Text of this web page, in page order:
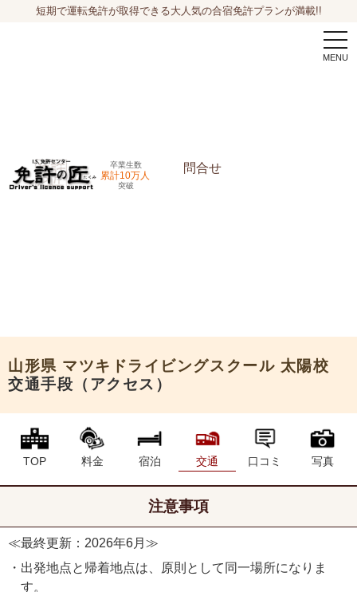
短期で運転免許が取得できる大人気の合宿免許プランが満載!!
卒業生数
累計10万人
突破
問合せ
山形県 マツキドライビングスクール 太陽校
交通手段（アクセス）
TOP 料金 宿泊 交通 口コミ 写真
注意事項
≪最終更新：2026年6月≫
・出発地点と帰着地点は、原則として同一場所になりま
す。